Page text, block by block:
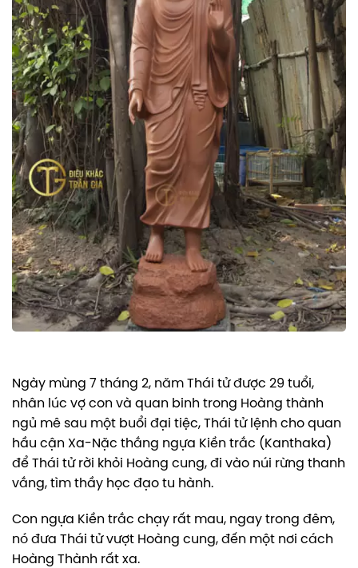
Ngày mùng 7 tháng 2, năm Thái tử được 29 tuổi,
nhân lúc vợ con và quan binh trong Hoàng thành
ngủ mê sau một buổi đại tiệc, Thái tử lệnh cho quan
hầu cận Xa-Nặc thắng ngựa Kiền trắc (Kanthaka)
để Thái tử rời khỏi Hoàng cung, đi vào núi rừng thanh
vắng, tìm thầy học đạo tu hành.
Con ngựa Kiền trắc chạy rất mau, ngay trong đêm,
nó đưa Thái tử vượt Hoàng cung, đến một nơi cách
Hoàng Thành rất xa.